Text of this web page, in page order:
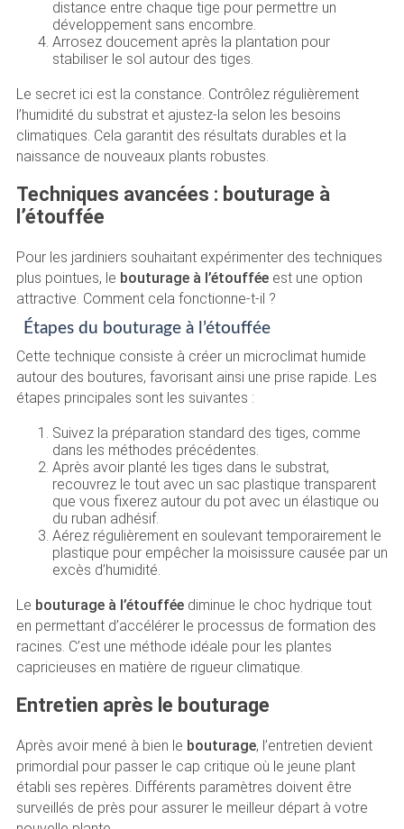
distance entre chaque tige pour permettre un
développement sans encombre.
Arrosez doucement après la plantation pour
stabiliser le sol autour des tiges.
Le secret ici est la constance. Contrôlez régulièrement
l’humidité du substrat et ajustez-la selon les besoins
climatiques. Cela garantit des résultats durables et la
naissance de nouveaux plants robustes.
Techniques avancées : bouturage à
l’étouffée
Pour les jardiniers souhaitant expérimenter des techniques
plus pointues, le bouturage à l’étoufféeest une option
attractive. Comment cela fonctionne-t-il ?
Étapes du bouturage à l’étouffée
Cette technique consiste à créer un microclimat humide
autour des boutures, favorisant ainsi une prise rapide. Les
étapes principales sont les suivantes :
Suivez la préparation standard des tiges, comme
dans les méthodes précédentes.
Après avoir planté les tiges dans le substrat,
recouvrez le tout avec un sac plastique transparent
que vous fixerez autour du pot avec un élastique ou
du ruban adhésif.
Aérez régulièrement en soulevant temporairement le
plastique pour empêcher la moisissure causée par un
excès d’humidité.
Le bouturage à l’étoufféediminue le choc hydrique tout
en permettant d’accélérer le processus de formation des
racines. C’est une méthode idéale pour les plantes
capricieuses en matière de rigueur climatique.
Entretien après le bouturage
Après avoir mené à bien le bouturage, l’entretien devient
primordial pour passer le cap critique où le jeune plant
établi ses repères. Différents paramètres doivent être
surveillés de près pour assurer le meilleur départ à votre